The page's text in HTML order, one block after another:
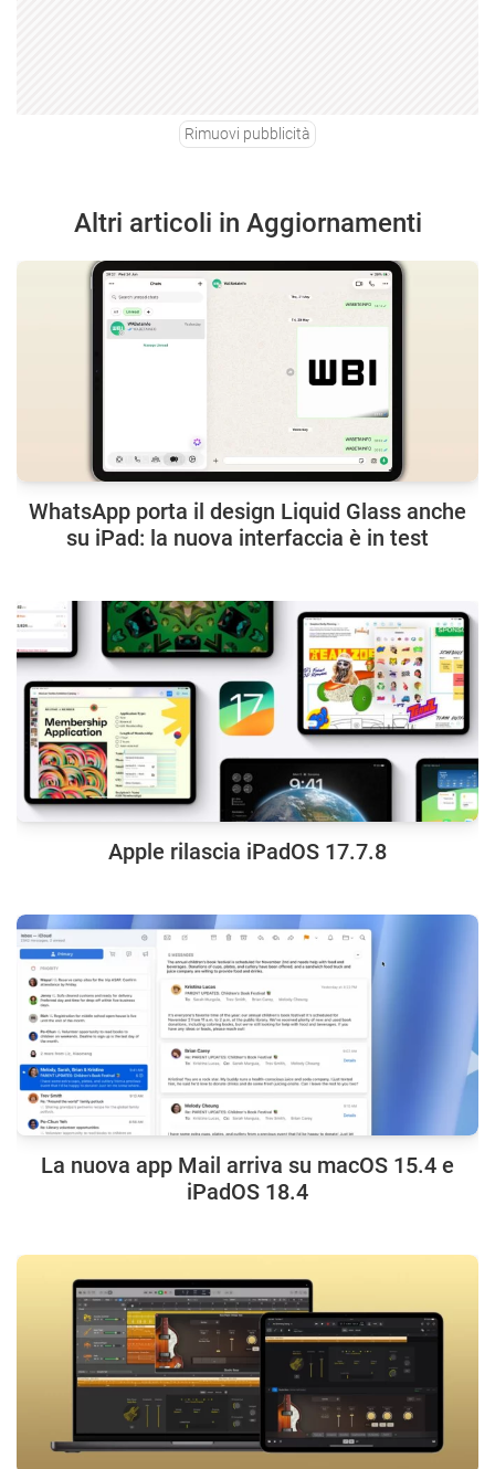
Rimuovi pubblicità
Altri articoli in Aggiornamenti
WhatsApp porta il design Liquid Glass anche
su iPad: la nuova interfaccia è in test
Apple rilascia iPadOS 17.7.8
La nuova app Mail arriva su macOS 15.4 e
iPadOS 18.4